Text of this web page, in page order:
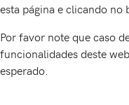
esta página e clicando no
Por favor note que caso
funcionalidades deste
esperado.